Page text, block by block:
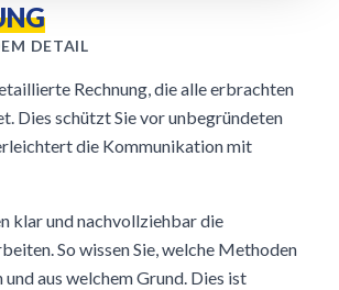
DETAIL
Rechnung, die alle erbrachten
Dies schützt Sie vor unbegründeten
die Kommunikation mit
klar und nachvollziehbar die
So wissen Sie, welche Methoden
aus welchem Grund. Dies ist